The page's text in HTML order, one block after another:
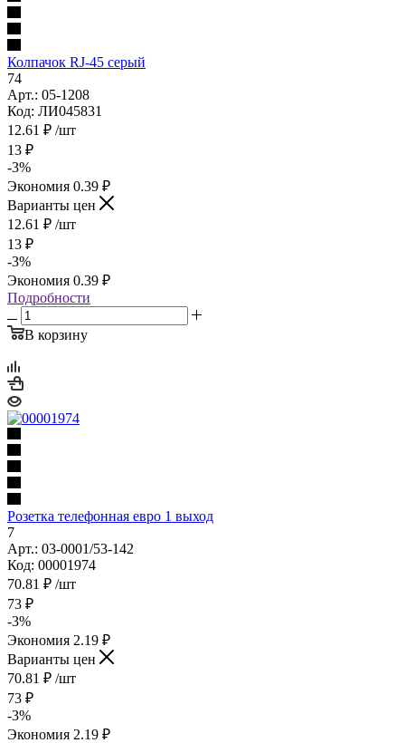
Колпачок RJ-45 серый
74
Арт.: 05-1208
Код: ЛИ045831
12.61 ₽ /шт
13 ₽
-3%
Экономия 0.39 ₽
Варианты цен
12.61 ₽ /шт
13 ₽
-3%
Экономия 0.39 ₽
Подробности
В корзину
Розетка телефонная евро 1 выход
7
Арт.: 03-0001/53-142
Код: 00001974
70.81 ₽ /шт
73 ₽
-3%
Экономия 2.19 ₽
Варианты цен
70.81 ₽ /шт
73 ₽
-3%
Экономия 2.19 ₽